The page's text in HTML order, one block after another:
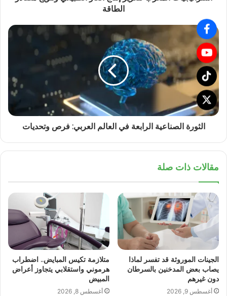
الطاقة
الثورة الصناعية الرابعة في العالم العربي: فرص وتحديات
مقالات ذات صلة
الجينات الموروثة قد تفسر لماذا
يصاب بعض المدخنين بالسرطان
دون غيرهم
أغسطس 9, 2026
متلازمة تكيس المبايض.. اضطراب
هرموني واستقلابي يتجاوز أعراض
المبيض
أغسطس 8, 2026